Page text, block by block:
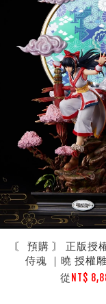
〘 預購 〙 正版授
侍魂 ｜曉 授權
從 NT$